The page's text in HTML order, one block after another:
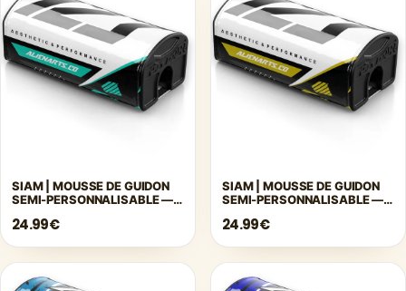
SIAM | MOUSSE DE GUIDON
SEMI-PERSONNALISABLE —
24.99€
SIAM | MOUSSE DE GUIDON
SEMI-PERSONNALISABLE —
24.99€